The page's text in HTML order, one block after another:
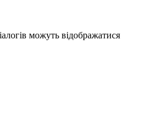
можуть відображатися